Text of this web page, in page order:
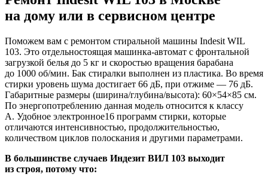
на дому или в сервисном центре
Поможем вам с ремонтом стиральной машины Indesit WIL
103. Это отдельностоящая машинка-автомат с фронтальной
загрузкой белья до 5 кг и скоростью вращения барабана
до 1000 об/мин. Бак стиралки выполнен из пластика. Во время
стирки уровень шума достигает 66 дБ, при отжиме — 76 дБ.
Габаритные размеры (ширина/глубина/высота): 60×54×85 см.
По энергопотреблению данная модель относится к классу
A. Удобное электронное16 программ стирки, которые
отличаются интенсивностью, продолжительностью,
количеством циклов полоскания и другими параметрами.
В большинстве случаев Индезит ВИЛ 103 выходит
из строя, потому что: